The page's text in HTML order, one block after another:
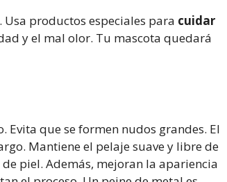
productos especiales para cuidar
y el mal olor. Tu mascota quedará
que se formen nudos grandes. El
Mantiene el pelaje suave y libre de
piel. Además, mejoran la apariencia